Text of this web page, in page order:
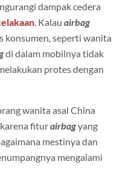
dampak cedera
. Kalau airbag
konsumen, seperti wanita
di dalam mobilnya tidak
protes dengan
wanita asal China
, karena fiturairbagyang
mestinya dan
mengalami